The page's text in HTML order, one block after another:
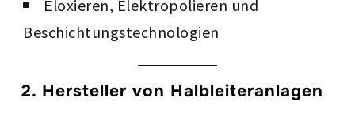
Eloxieren, Elektropolieren und
Beschichtungstechnologien
2. Hersteller von Halbleiteranlagen